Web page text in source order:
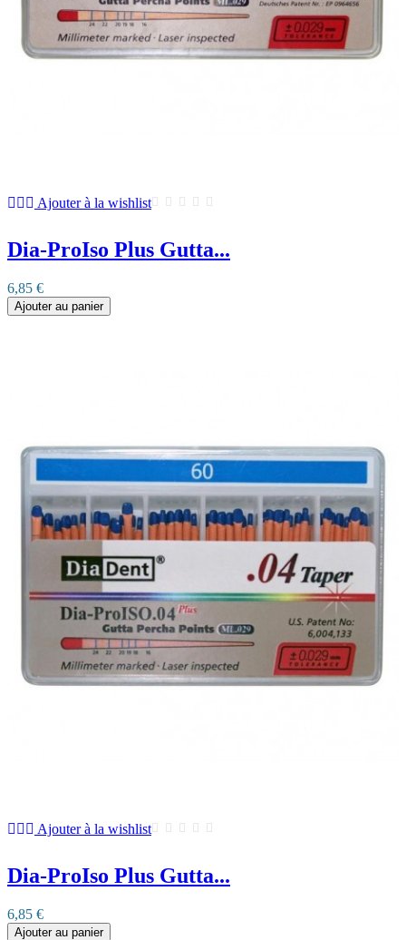
Ajouter à la wishlist
Dia-ProIso Plus Gutta...
6,85 €
Ajouter au panier
Ajouter à la wishlist
Dia-ProIso Plus Gutta...
6,85 €
Ajouter au panier